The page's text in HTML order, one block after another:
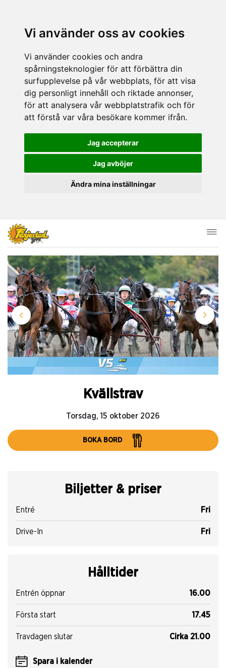
Vi använder oss av cookies
Vi använder cookies och andra
spårningsteknologier för att förbättra din
surfupplevelse på vår webbplats, för att visa
dig personligt innehåll och riktade annonser,
för att analysera vår webbplatstrafik och för
att förstå var våra besökare kommer ifrån.
Jag accepterar
Jag avböjer
Ändra mina inställningar
Kvällstrav
Torsdag, 15 oktober 2026
BOKA BORD
Biljetter & priser
Entré Fri
Drive-In Fri
Hålltider
Entrén öppnar 16.00
Första start 17.45
Travdagen slutar Cirka 21.00
Spara i kalender